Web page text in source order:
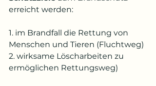
erreicht werden:
1. im Brandfall die Rettung von
Menschen und Tieren (Fluchtweg)
2. wirksame Löscharbeiten zu
ermöglichen Rettungsweg)